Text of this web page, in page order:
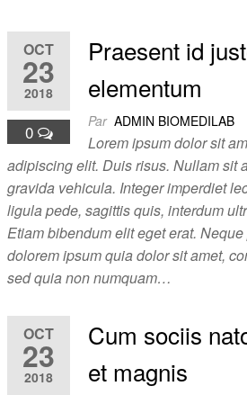
OCT
23
2018
0
Praesent id
elementum
Par ADMIN BIOMEDILAB
Lorem ipsum dolor sit
adipiscing elit. Duis risus. Nullam sit
gravida vehicula. Integer imperdiet
ligula pede, sagittis quis, interdum
Etiam bibendum elit eget erat.
dolorem ipsum quia dolor sit amet,
sed quia non numquam…
OCT
23
2018
Cum sociis
et magnis